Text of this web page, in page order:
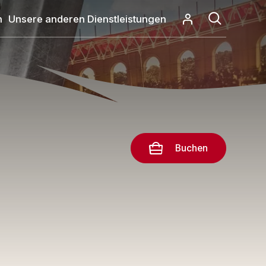
Unsere anderen Dienstleistungen
Buchen